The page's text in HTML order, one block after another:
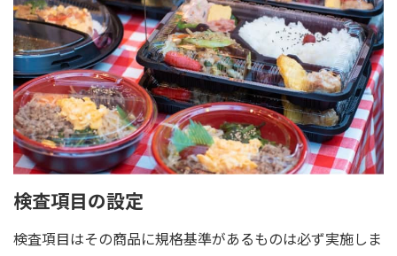
検査項目の設定
検査項目はその商品に規格基準があるものは必ず実施しま